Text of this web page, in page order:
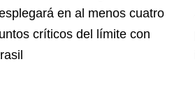
en al menos cuatro
críticos del límite con